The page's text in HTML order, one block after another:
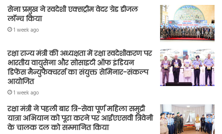
सेना प्रमुख ने स्वदेशी एक्सट्रीम वेदर ग्रेड डीजल
लॉन्च किया
1 week ago
रक्षा राज्य मंत्री की अध्यक्षता में रक्षा स्वदेशीकरण पर
भारतीय वायुसेना और सोसाइटी ऑफ इंडियन
डिफेंस मैन्युफैक्चरर्स का संयुक्त सेमिनार-संकल्प
आयोजित
1 week ago
रक्षा मंत्री ने पहली बार त्रि-सेवा पूर्ण महिला समुद्री
यात्रा अभियान को पूरा करने पर आईएएसवी त्रिवेनी
के चालक दल को सम्मानित किया